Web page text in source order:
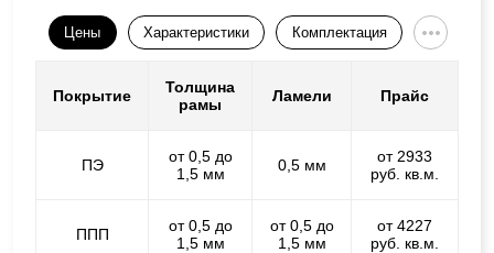
Цены Характеристики Комплектация
Покрытие
Толщина
рамы
Ламели Прайс
ПЭ
от 0,5 до
1,5 мм
0,5 мм
от 2933
руб. кв.м.
ППП
от 0,5 до
1,5 мм
от 0,5 до
1,5 мм
от 4227
руб. кв.м.